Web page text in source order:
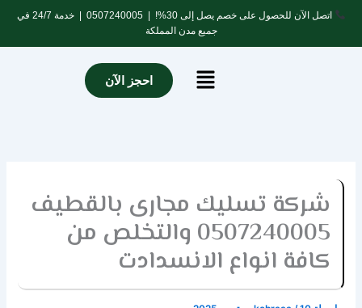
تخطي
المحتوى
اتصل الآن للحصول على خصم يصل إلى 30%! | 0507240005
| خدمة 24/7 في
جميع مدن المملكة
Menu احجز الآن
شركة تسليك مجارى بالقطيف
0507240005 والتخلص من
كافة انواع الانسدادت